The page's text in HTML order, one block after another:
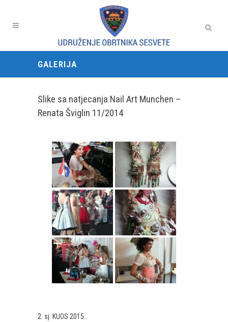
GALERIJA
Slike sa natjecanja Nail Art Munchen –
Renata Šviglin 11/2014
2. sj. KUOS 2015.